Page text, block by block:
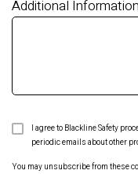
Additional Information
I agree to Blackline Safety
periodic emails about other
You may unsubscribe from these